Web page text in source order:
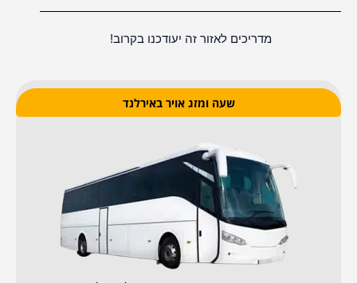
מדריכים לאזור זה יעודכנו בקרוב!
שעה ומזג אויר באירלנד